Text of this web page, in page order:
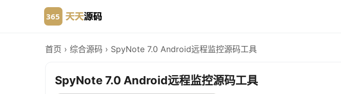
首页 › 综合源码 › SpyNote 7.0 Android远程监控源码工具
SpyNote 7.0 Android远程监控源码工具